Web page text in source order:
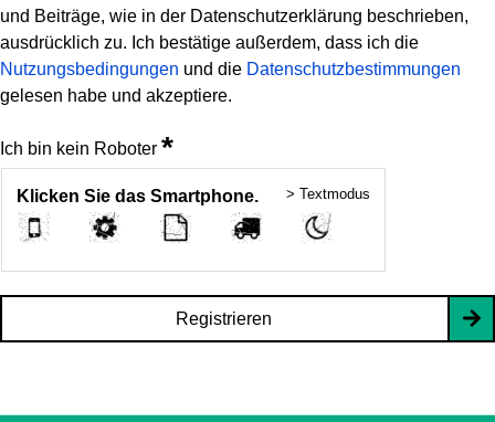
und Beiträge, wie in der Datenschutzerklärung beschrieben,
ausdrücklich zu. Ich bestätige außerdem, dass ich die
Nutzungsbedingungen und die Datenschutzbestimmungen
gelesen habe und akzeptiere.
Ich bin kein Roboter *
Klicken Sie das Smartphone. > Textmodus
Registrieren